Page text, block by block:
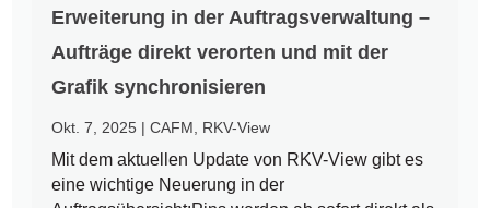
Erweiterung in der Auftragsverwaltung –
Aufträge direkt verorten und mit der
Grafik synchronisieren
Okt. 7, 2025 |CAFM RKV-View
Mit dem aktuellen Update von RKV-View gibt es
eine wichtige Neuerung in der